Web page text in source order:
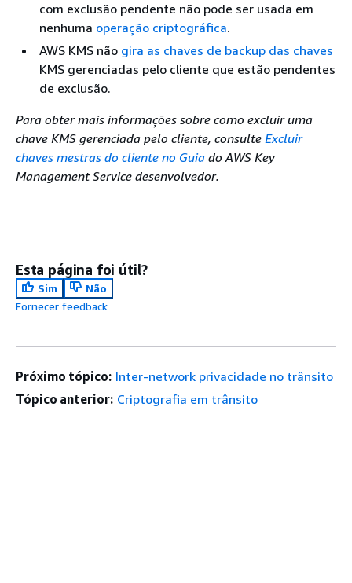
com exclusão pendente não pode ser usada em
nenhuma operação criptográfica.
AWS KMS não gira as chaves de backup das chaves
KMS gerenciadas pelo cliente que estão pendentes
de exclusão.
Para obter mais informações sobre como excluir uma
chave KMS gerenciada pelo cliente, consulte Excluir
chaves mestras do cliente no Guia do AWS Key
Management Service desenvolvedor.
Esta página foi útil?
Sim
Não
Fornecer feedback
Próximo tópico: Inter-network privacidade no trânsito
Tópico anterior: Criptografia em trânsito